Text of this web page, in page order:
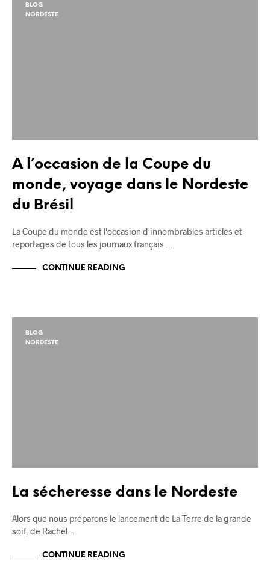
BLOG
NORDESTE
A l’occasion de la Coupe du
monde, voyage dans le Nordeste
du Brésil
La Coupe du monde est l'occasion d'innombrables articles et
reportages de tous les journaux français.…
CONTINUE READING
BLOG
NORDESTE
La sécheresse dans le Nordeste
Alors que nous préparons le lancement de La Terre de la grande
soif, de Rachel…
CONTINUE READING